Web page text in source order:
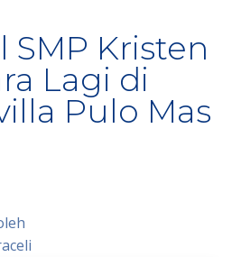
SMP Kristen
Lagi di
Pulo Mas